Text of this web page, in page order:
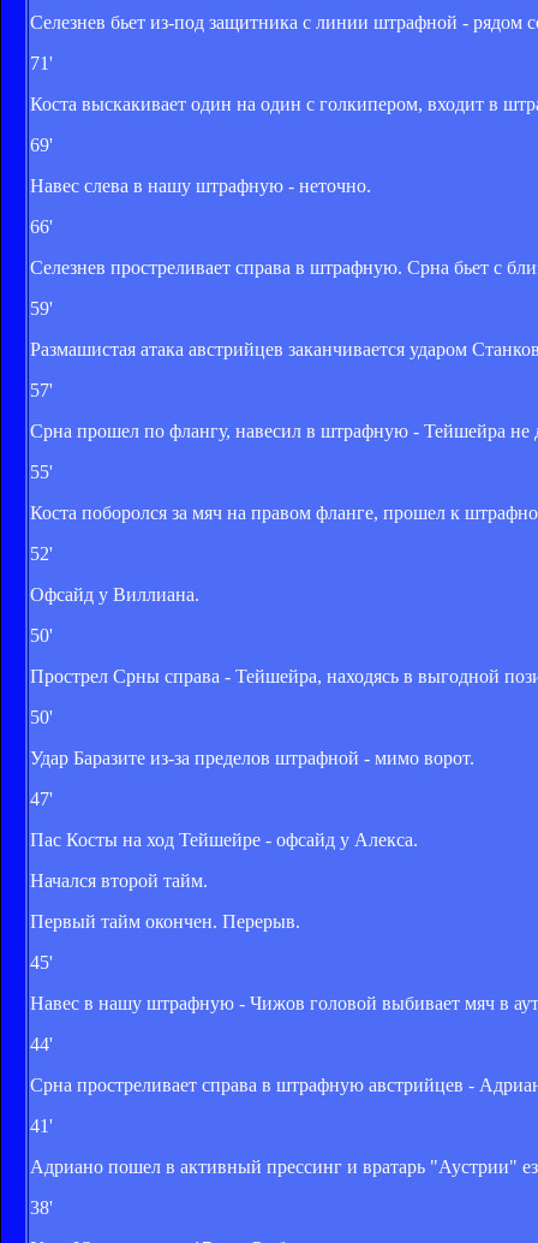
Селезнев бьет из-под защитника с линии штрафной - рядом
71'
Коста выскакивает один на один с голкипером, входит в
69'
Навес слева в нашу штрафную - неточно.
66'
Селезнев простреливает справа в штрафную. Срна бьет с
59'
Размашистая атака австрийцев заканчивается ударом
57'
Срна прошел по флангу, навесил в штрафную - Тейшейра не
55'
Коста поборолся за мяч на правом фланге, прошел к
52'
Офсайд у Виллиана.
50'
Прострел Срны справа - Тейшейра, находясь в выгодной
50'
Удар Баразите из-за пределов штрафной - мимо ворот.
47'
Пас Косты на ход Тейшейре - офсайд у Алекса.
Начался второй тайм.
Первый тайм окончен. Перерыв.
45'
Навес в нашу штрафную - Чижов головой выбивает мяч в
44'
Срна простреливает справа в штрафную австрийцев -
41'
Адриано пошел в активный прессинг и вратарь "Аустрии"
38'